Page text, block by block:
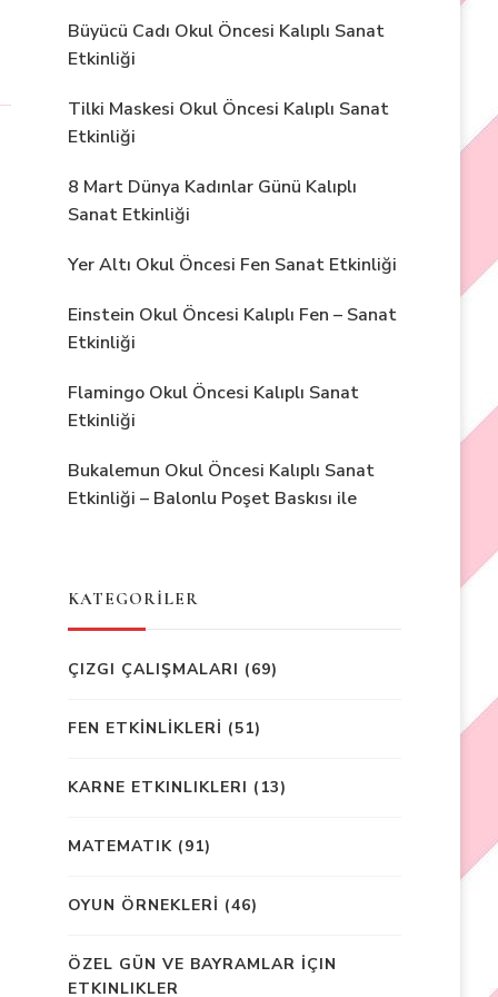
Büyücü Cadı Okul Öncesi Kalıplı Sanat
Etkinliği
Tilki Maskesi Okul Öncesi Kalıplı Sanat
Etkinliği
8 Mart Dünya Kadınlar Günü Kalıplı
Sanat Etkinliği
Yer Altı Okul Öncesi Fen Sanat Etkinliği
Einstein Okul Öncesi Kalıplı Fen – Sanat
Etkinliği
Flamingo Okul Öncesi Kalıplı Sanat
Etkinliği
Bukalemun Okul Öncesi Kalıplı Sanat
Etkinliği – Balonlu Poşet Baskısı ile
KATEGORİLER
ÇIZGI ÇALIŞMALARI (69)
FEN ETKİNLİKLERİ (51)
KARNE ETKINLIKLERI (13)
MATEMATIK(91)
OYUN ÖRNEKLERİ (46)
ÖZEL GÜN VE BAYRAMLAR İÇIN
ETKINLIKLER